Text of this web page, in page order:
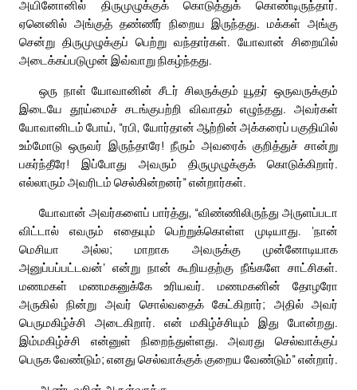
அயினோனில் திருமுழுக்குக் கொடுத்துக் கொண்டிருந்தார்.
ஏனெனில் அங்குத் தண்ணீர் நிறைய இருந்தது. மக்கள் அங்கு
சென்று திருமுழுக்குப் பெற்று வந்தார்கள். யோவான் சிறையில்
அடைக்கப்படுமுன் இவ்வாறு நிகழ்ந்தது.
ஒரு நாள் யோவானின் சீடர் சிலருக்கும் யூதர் ஒருவருக்கும்
இடையே தூய்மைச் சடங்குபற்றி விவாதம் எழுந்தது. அவர்கள்
யோவானிடம் போய், “ரபி, யோர்தான் ஆற்றின் அக்கரைப் பகுதியில்
உம்மோடு ஒருவர் இருந்தாரே! நீரும் அவரைக் குறித்துச் சான்று
பகர்ந்தீரே! இப்போது அவரும் திருமுழுக்குக் கொடுக்கிறார்.
எல்லாரும் அவரிடம் செல்கின்றனர்” என்றார்கள்.
யோவான் அவர்களைப் பார்த்து, “விண்ணிலிருந்து அருளப்படா
விட்டால் எவரும் எதையும் பெற்றுக்கொள்ள முடியாது. ‘நான்
மெசியா அல்ல; மாறாக அவருக்கு முன்னோடியாக
அனுப்பப்பட்டவன்’ என்று நான் கூறியதற்கு நீங்களே சாட்சிகள்.
மணமகள் மணமகனுக்கே உரியவர். மணமகனின் தோழரோ
அருகில் நின்று அவர் சொல்வதைக் கேட்கிறார்; அதில் அவர்
பெருமகிழ்ச்சி அடைகிறார். என் மகிழ்ச்சியும் இது போன்றது.
இம்மகிழ்ச்சி என்னுள் நிறைந்துள்ளது. அவரது செல்வாக்குப்
பெருக வேண்டும்; எனது செல்வாக்குக் குறைய வேண்டும்” என்றார்.